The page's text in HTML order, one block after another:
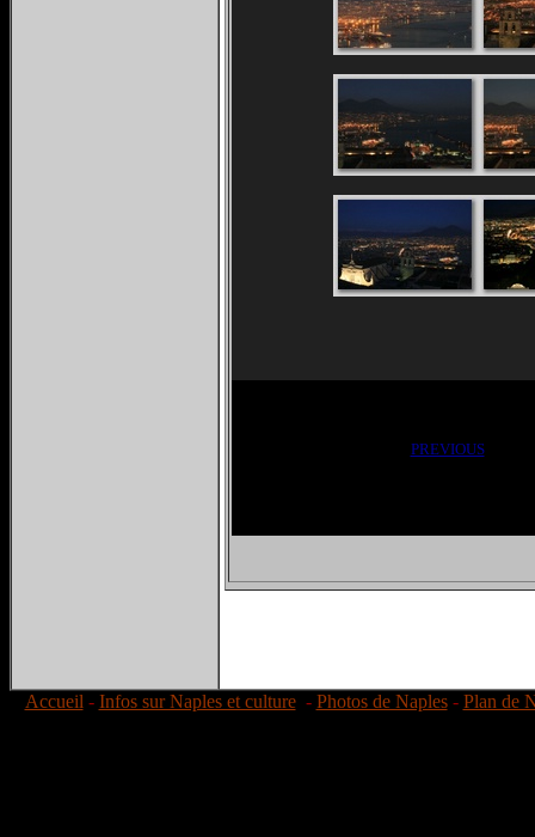
PREVIOUS
Accueil - Infos sur Naples et culture- Photos de Naples- Plan de